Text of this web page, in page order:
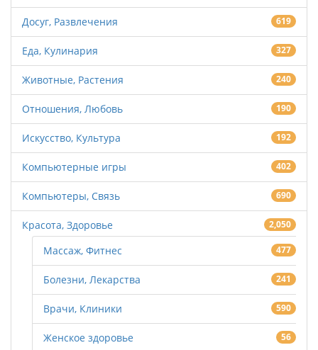
Досуг, Развлечения 619
Еда, Кулинария 327
Животные, Растения 240
Отношения, Любовь 190
Искусство, Культура 192
Компьютерные игры 402
Компьютеры, Связь 690
Красота, Здоровье 2,050
Массаж, Фитнес 477
Болезни, Лекарства 241
Врачи, Клиники 590
Женское здоровье 56